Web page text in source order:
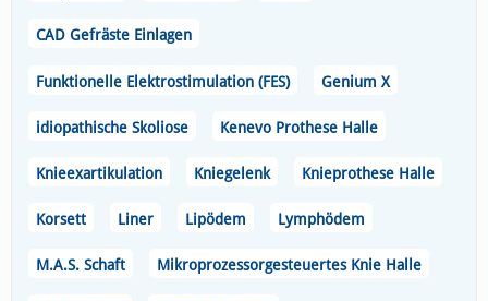
CAD Gefräste Einlagen
Funktionelle Elektrostimulation (FES) Genium X
idiopathische Skoliose Kenevo Prothese Halle
Knieexartikulation Kniegelenk Knieprothese Halle
Korsett Liner Lipödem Lymphödem
M.A.S. Schaft Mikroprozessorgesteuertes Knie Halle